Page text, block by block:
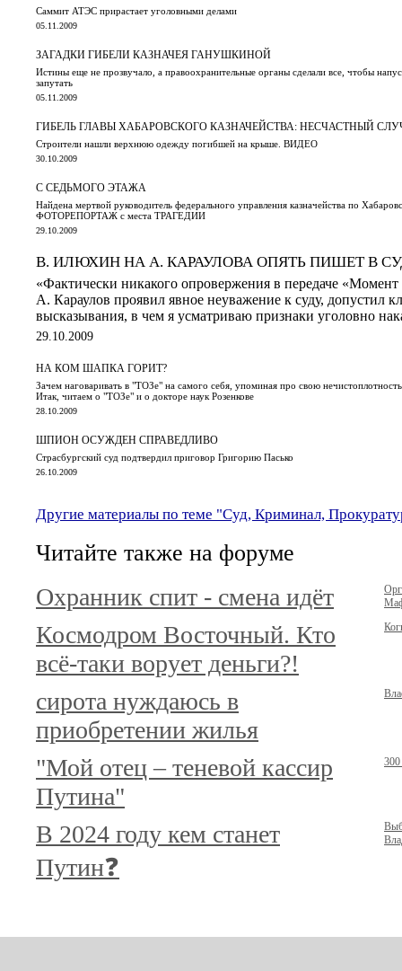
Саммит АТЭС прирастает уголовными делами
05.11.2009
ЗАГАДКИ ГИБЕЛИ КАЗНАЧЕЯ ГАНУШКИНОЙ
Истины еще не прозвучало, а правоохранительные органы сделали все, чтобы
запутать
05.11.2009
ГИБЕЛЬ ГЛАВЫ ХАБАРОВСКОГО КАЗНАЧЕЙСТВА: НЕСЧАСТНЫЙ
Строители нашли верхнюю одежду погибшей на крыше. ВИДЕО
30.10.2009
С СЕДЬМОГО ЭТАЖА
Найдена мертвой руководитель федерального управления казначейства по
ФОТОРЕПОРТАЖ с места ТРАГЕДИИ
29.10.2009
В. ИЛЮХИН НА А. КАРАУЛОВА ОПЯТЬ ПИШЕТ В
«Фактически никакого опровержения в передаче «Момент
А. Караулов проявил явное неуважение к суду, допустил
высказывания, в чем я усматриваю признаки уголовно
29.10.2009
НА КОМ ШАПКА ГОРИТ?
Зачем наговаривать в "ТОЗе" на самого себя, упоминая про свою
Итак, читаем о "ТОЗе" и о докторе наук Розенкове
28.10.2009
ШПИОН ОСУЖДЕН СПРАВЕДЛИВО
Страсбургский суд подтвердил приговор Григорию Пасько
26.10.2009
Другие материалы по теме "Суд, Криминал,
Читайте также на форуме
Охранник спит - смена идёт
Космодром Восточный. Кто
всё-таки ворует деньги?!
сирота нуждаюсь в
приобретении жилья
"Мой отец – теневой кассир
Путина"
300
В 2024 году кем станет
Путин❓